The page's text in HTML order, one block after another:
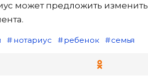
может предложить изменить
нотариус ребенок семья